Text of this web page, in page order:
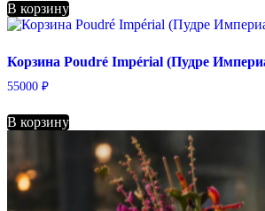
В корзину
Корзина Poudré Impérial (Пудре
55000 ₽
В корзину